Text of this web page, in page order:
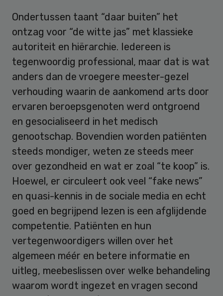
Ondertussen taant “daar buiten” het
ontzag voor “de witte jas” met klassieke
autoriteit en hiërarchie. Iedereen is
tegenwoordig professional, maar dat is wat
anders dan de vroegere meester-gezel
verhouding waarin de aankomend arts door
ervaren beroepsgenoten werd ontgroend
en gesocialiseerd in het medisch
genootschap. Bovendien worden patiënten
steeds mondiger, weten ze steeds meer
over gezondheid en wat er zoal “te koop” is.
Hoewel, er circuleert ook veel “fake news”
en quasi-kennis in de sociale media en echt
goed en begrijpend lezen is een afglijdende
competentie. Patiënten en hun
vertegenwoordigers willen over het
algemeen méér en betere informatie en
uitleg, meebeslissen over welke behandeling
waarom wordt ingezet en vragen second